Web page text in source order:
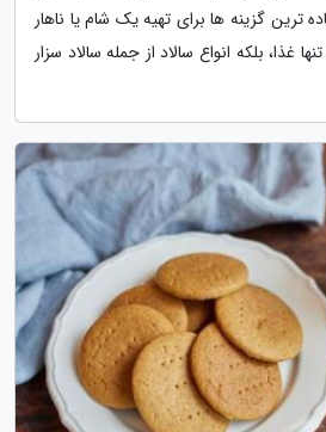
ترین گزینه ها برای تهیه یک شام یا ناهار
غذا، بلکه انواع سالاد از جمله سالاد سزار